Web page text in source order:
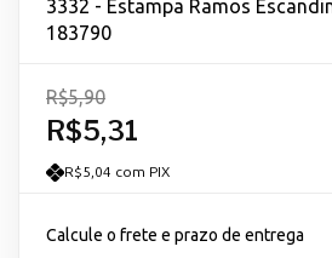
3332 - Estampa Ramos
183790
R$5,31
R$5,90
R$5,04 com PIX
Calcule o frete e prazo de entrega